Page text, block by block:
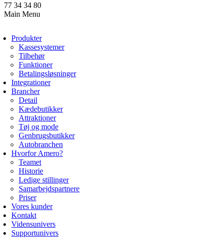
77 34 34 80
Main Menu
Produkter
Kassesystemer
Tilbehør
Funktioner
Betalingsløsninger
Integrationer
Brancher
Detail
Kædebutikker
Attraktioner
Tøj og mode
Genbrugsbutikker
Autobranchen
Hvorfor Amero?
Teamet
Historie
Ledige stillinger
Samarbejdspartnere
Priser
Vores kunder
Kontakt
Vidensunivers
Supportunivers